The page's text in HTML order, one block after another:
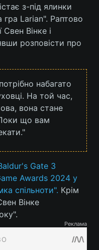
з-під ялинки
Larian". Раптово
Свен Вінке і
розповісти про
набагато
На той час,
вона стане
що вам
Gate 3
Awards 2024 у
спільноти". Крім
Вінке
Реклама